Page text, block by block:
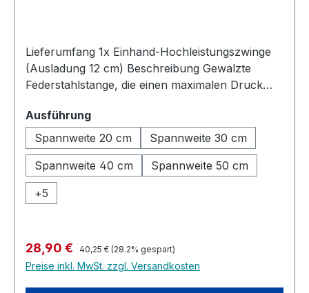
Lieferumfang 1x Einhand-Hochleistungszwinge
(Ausladung 12 cm) Beschreibung Gewalzte
Federstahlstange, die einen maximalen Druck
Gusseisen mit Kugelgraphit. Verdeckte
Doppelgewindeschraube, die sowohl den Druck
als auch die Geschwindigkeit verdoppelt, mit
einer Schmierbohrung für optimale
Geschmeidigkeit und einem zerlegbaren,
austauschbaren, griffigen Handgriff. Die
Rohren, etc. zu erreichen. Die bewegliche
Spannbacke wird dank der federbetätigten
Ausführungauswählen
Spannweite 20 cm
Spannweite 30 cm
Spannweite 40 cm
Spannweite 50 cm
+5
Verkaufspreis:
28,90 € Regulärer Preis:
40,25 € (28.2% gespart)
Preise inkl. MwSt. zzgl. Versandkosten